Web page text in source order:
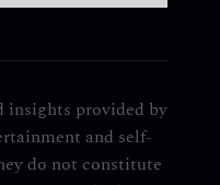
insights provided by
and self-
do not constitute